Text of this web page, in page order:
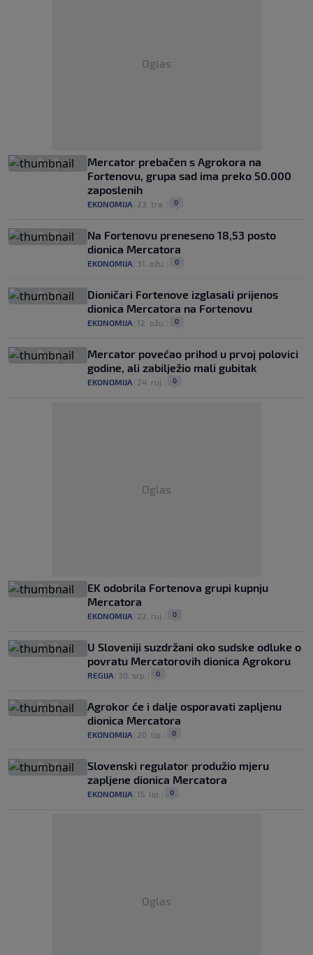
Oglas
Mercator prebačen s Agrokora na
Fortenovu, grupa sad ima preko 50.000
zaposlenih
EKONOMIJA 23. tra. 0
Na Fortenovu preneseno 18,53 posto
dionica Mercatora
EKONOMIJA 31. ožu. 0
Dioničari Fortenove izglasali prijenos
dionica Mercatora na Fortenovu
EKONOMIJA 12. ožu. 0
Mercator povećao prihod u prvoj polovici
godine, ali zabilježio mali gubitak
EKONOMIJA 24. ruj. 0
Oglas
EK odobrila Fortenova grupi kupnju
Mercatora
EKONOMIJA 22. ruj. 0
U Sloveniji suzdržani oko sudske odluke o
povratu Mercatorovih dionica Agrokoru
REGIJA 30. srp. 0
Agrokor će i dalje osporavati zapljenu
dionica Mercatora
EKONOMIJA 20. lip. 0
Slovenski regulator produžio mjeru
zapljene dionica Mercatora
EKONOMIJA 15. lip. 0
Oglas